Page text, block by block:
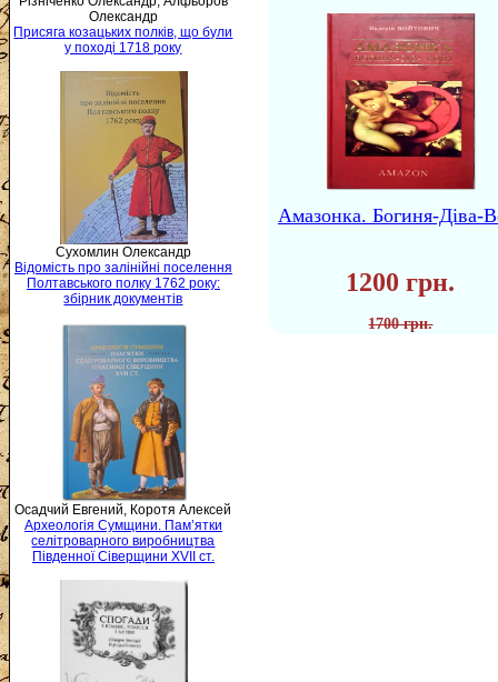
Олександр
Присяга козацьких полків, що були
у поході 1718 року
Сухомлин Олександр
Відомість про залінійні поселення
Полтавського полку 1762 року:
збірник документів
Осадчий Евгений, Коротя Алексей
Археологія Сумщини. Пам’ятки
селітроварного виробництва
Південної Сіверщини XVII ст.
Амазонка. Богиня-Діва-
1200 грн.
1700 грн.